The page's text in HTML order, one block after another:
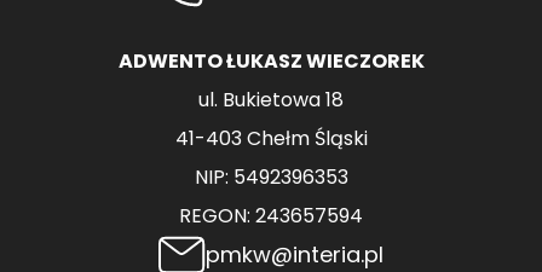
ADWENTO ŁUKASZ WIECZOREK
ul. Bukietowa 18
41-403 Chełm Śląski
NIP: 5492396353
REGON: 243657594
pmkw@interia.pl